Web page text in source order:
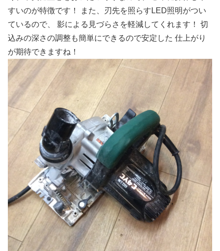
すいのが特徴です！
また、刃先を照らすLED照明がつい
ているので、 影による見づらさを軽減してくれます！ 切
込みの深さの調整も簡単にできるので安定した 仕上がり
が期待できますね！